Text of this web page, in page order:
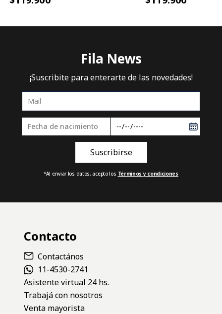
Fila News
¡Suscribite para enterarte de las novedades!
*Al enviar los datos, acepto los Términos y condiciones
Contacto
Contactános
11-4530-2741
Asistente virtual 24 hs.
Trabajá con nosotros
Venta mayorista